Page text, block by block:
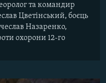
та командир
Цветінський, боєць
Назаренко,
охорони 12-го